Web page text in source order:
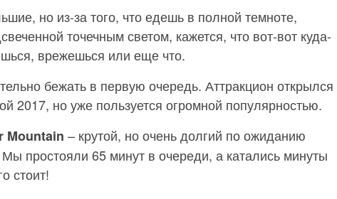
но из-за того, что едешь в полной темноте,
точечным светом, кажется, что вот-вот куда-
врежешься или еще что.
бежать в первую очередь. Аттракцион открылся
2017, но уже пользуется огромной популярностью.
Mountain – крутой, но очень долгий по ожиданию
Мы простояли 65 минут в очереди, а катались минуты
стоит!